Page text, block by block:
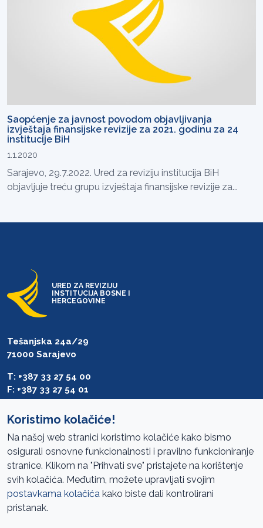
Saopćenje za javnost povodom objavljivanja
izvještaja finansijske revizije za 2021. godinu za 24
institucije BiH
1.1.2020
Sarajevo, 29.7.2022. Ured za reviziju institucija BiH
objavljuje treću grupu izvještaja finansijske revizije za...
URED ZA REVIZIJU
INSTITUCIJA BOSNE I
HERCEGOVINE
Tešanjska 24a/29
71000 Sarajevo
T: +387 33 27 54 00
F: +387 33 27 54 01
Pristup informacijama
Mapa sajta
Oglasi
Koristimo kolačiće!
Na našoj web stranici koristimo kolačiće kako bismo
osigurali osnovne funkcionalnosti i pravilno funkcioniranje
stranice. Klikom na "Prihvati sve" pristajete na korištenje
svih kolačića. Međutim, možete upravljati svojim
postavkama kolačića kako biste dali kontrolirani
pristanak.